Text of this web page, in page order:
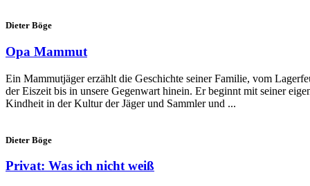
Dieter Böge
Opa Mammut
Ein Mammutjäger erzählt die Geschichte seiner Familie, vom
der Eiszeit bis in unsere Gegenwart hinein. Er beginnt mit seiner
Kindheit in der Kultur der Jäger und Sammler und ...
Dieter Böge
Privat: Was ich nicht weiß